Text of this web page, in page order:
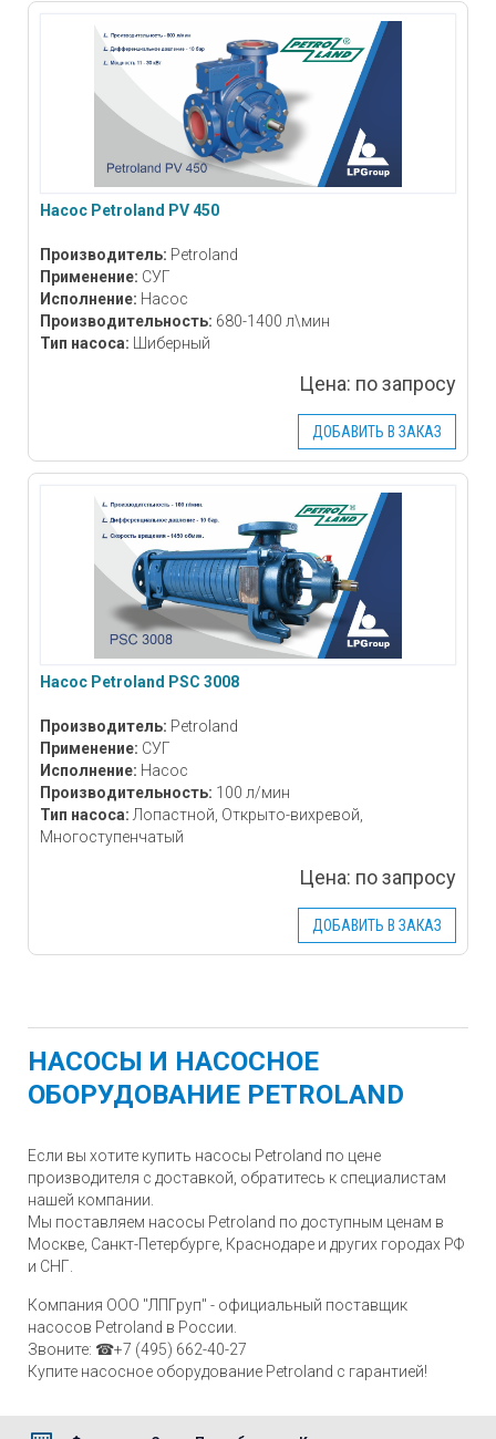
Насос Petroland PV 450
Производитель: Petroland
Применение: СУГ
Исполнение: Насос
Производительность: 680-1400 л\мин
Тип насоса: Шиберный
Цена: по запросу
ДОБАВИТЬ В ЗАКАЗ
Насос Petroland PSC 3008
Производитель: Petroland
Применение: СУГ
Исполнение: Насос
Производительность: 100 л/мин
Тип насоса:Лопастной, Открыто-вихревой,
Многоступенчатый
Цена: по запросу
ДОБАВИТЬ В ЗАКАЗ
НАСОСЫ И НАСОСНОЕ
ОБОРУДОВАНИЕ PETROLAND
Если вы хотите купить насосы Petroland по цене
производителя с доставкой, обратитесь к специалистам
нашей компании.
Мы поставляем насосы Petroland по доступным ценам в
Москве, Санкт-Петербурге, Краснодаре и других городах РФ
и СНГ.
Компания ООО "ЛПГруп" - официальный поставщик
насосов Petroland в России.
Звоните: ☎+7 (495) 662-40-27
Купите насосное оборудование Petroland с гарантией!